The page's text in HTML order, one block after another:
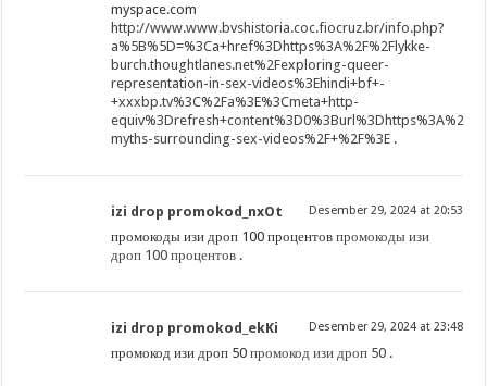
myspace.com
http://www.www.bvshistoria.coc.fiocruz.br/info.php?
a%5B%5D=%3Ca+href%3Dhttps%3A%2F%2Flykke-
burch.thoughtlanes.net%2Fexploring-queer-
representation-in-sex-videos%3Ehindi+bf+-
+xxxbp.tv%3C%2Fa%3E%3Cmeta+http-
myths-surrounding-sex-videos%2F+%2F%3E .
izi drop promokod_nxOt Desember 29, 2024 at 20:53
промокоды изи дроп 100 процентовпромокоды изи
дроп 100 процентов .
izi drop promokod_ekKi Desember 29, 2024 at 23:48
промокод изи дроп 50промокод изи дроп 50 .